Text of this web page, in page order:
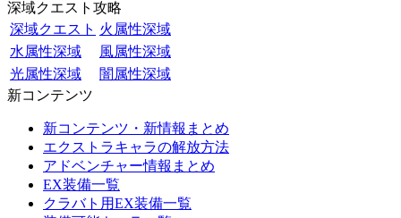
深域クエスト攻略
深域クエスト 火属性深域
水属性深域
風属性深域
光属性深域
闇属性深域
新コンテンツ
新コンテンツ・新情報まとめ
エクストラキャラの解放方法
アドベンチャー情報まとめ
EX装備一覧
クラバト用EX装備一覧